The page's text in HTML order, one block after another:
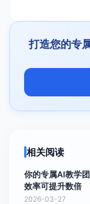
打造您的专
相关阅读
你的专属AI教学
效率可提升数倍
2026-03-27